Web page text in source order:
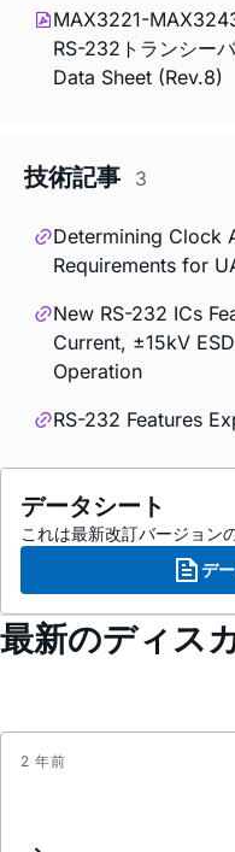
MAX3221-
RS-232トランシー
Data Sheet (Rev.8)
技術記事 3
Determining Clock
Requirements for
New RS-232 ICs
Current, ±15kV
Operation
RS-232 Features
データシート
これは最新改訂バージョン
デ
最新のディス
2 年前